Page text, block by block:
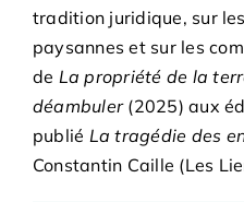
tradition juridique, sur
paysannes et sur les
de La propriété de la
déambuler (2025) aux
publié La tragédie des
Constantin Caille (Les